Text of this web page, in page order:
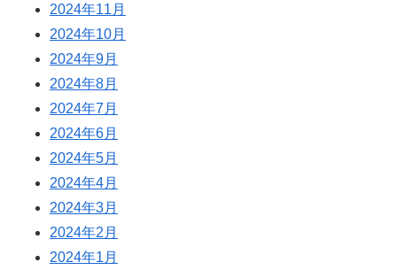
2024年11月
2024年10月
2024年9月
2024年8月
2024年7月
2024年6月
2024年5月
2024年4月
2024年3月
2024年2月
2024年1月